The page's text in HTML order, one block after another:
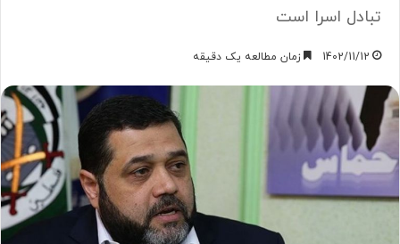
تبادل اسرا است
1402/11/12 زمان مطالعه یک دقیقه